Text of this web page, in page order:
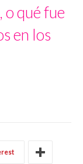
o qué fue
en los